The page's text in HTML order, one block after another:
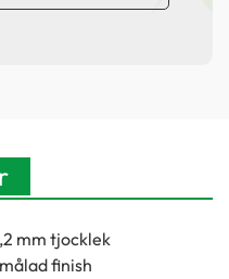
mm tjocklek
finish